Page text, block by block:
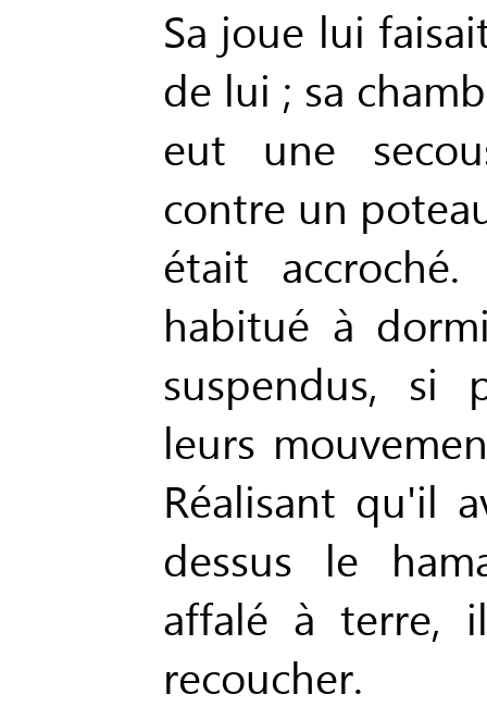
Sa joue lui
de lui ; sa
eut une
contre un
était
habitué à
suspendus, si
leurs
Réalisant qu'il
dessus le
affalé à terre,
recoucher.